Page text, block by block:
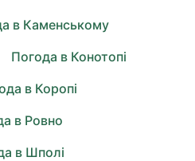
в Каменському
Погода в Конотопі
в Коропі
в Ровно
в Шполі